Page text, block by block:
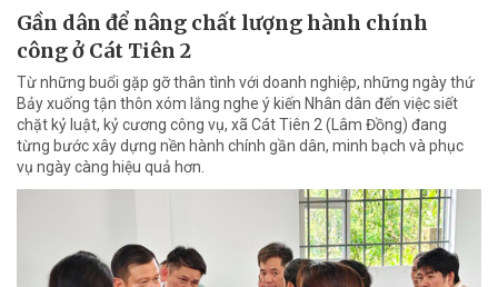
Gần dân để nâng chất lượng hành chính
công ở Cát Tiên 2
Từ những buổi gặp gỡ thân tình với doanh nghiệp, những ngày thứ
Bảy xuống tận thôn xóm lắng nghe ý kiến Nhân dân đến việc siết
chặt kỷ luật, kỷ cương công vụ, xã Cát Tiên 2 (Lâm Đồng) đang
từng bước xây dựng nền hành chính gần dân, minh bạch và phục
vụ ngày càng hiệu quả hơn.